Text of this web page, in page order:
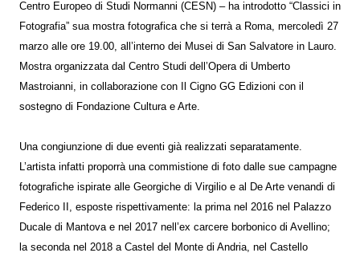
Centro Europeo di Studi Normanni (CESN) – ha introdotto “Classici in
Fotografia” sua mostra fotografica che si terrà a Roma, mercoledì 27
marzo alle ore 19.00, all’interno dei Musei di San Salvatore in Lauro.
Mostra organizzata dal Centro Studi dell’Opera di Umberto
Mastroianni, in collaborazione con Il Cigno GG Edizioni con il
sostegno di Fondazione Cultura e Arte.
Una congiunzione di due eventi già realizzati separatamente.
L’artista infatti proporrà una commistione di foto dalle sue campagne
fotografiche ispirate alle Georgiche di Virgilio e al De Arte venandi di
Federico II, esposte rispettivamente: la prima nel 2016 nel Palazzo
Ducale di Mantova e nel 2017 nell’ex carcere borbonico di Avellino;
la seconda nel 2018 a Castel del Monte di Andria, nel Castello